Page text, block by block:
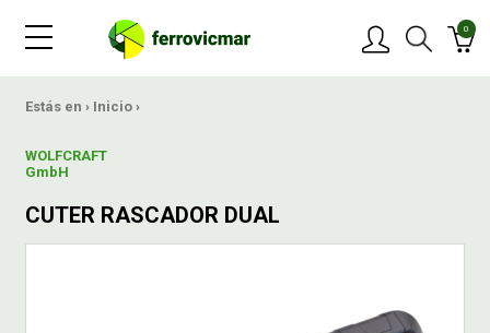
0
Estás en › Inicio ›
WOLFCRAFT
GmbH
CUTER RASCADOR DUAL